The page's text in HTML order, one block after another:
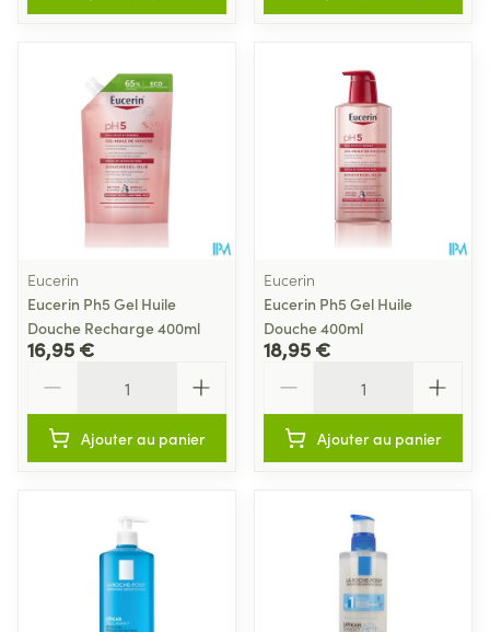
Eucerin
Eucerin Ph5 Gel Huile
Douche Recharge 400ml
16,95 €
Ajouter au panier
Eucerin
Eucerin Ph5 Gel Huile
Douche 400ml
18,95 €
Ajouter au panier